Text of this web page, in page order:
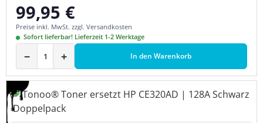
Regulärer Preis:
99,95 €
Preise inkl. MwSt. zzgl. Versandkosten
Sofort lieferbar! Lieferzeit 1-2 Werktage
− + In den Warenkorb